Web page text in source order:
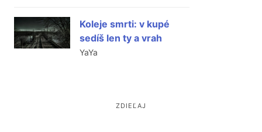
Koleje smrti: v kupé
sedíš len ty a vrah
YaYa
ZDIEĽAJ